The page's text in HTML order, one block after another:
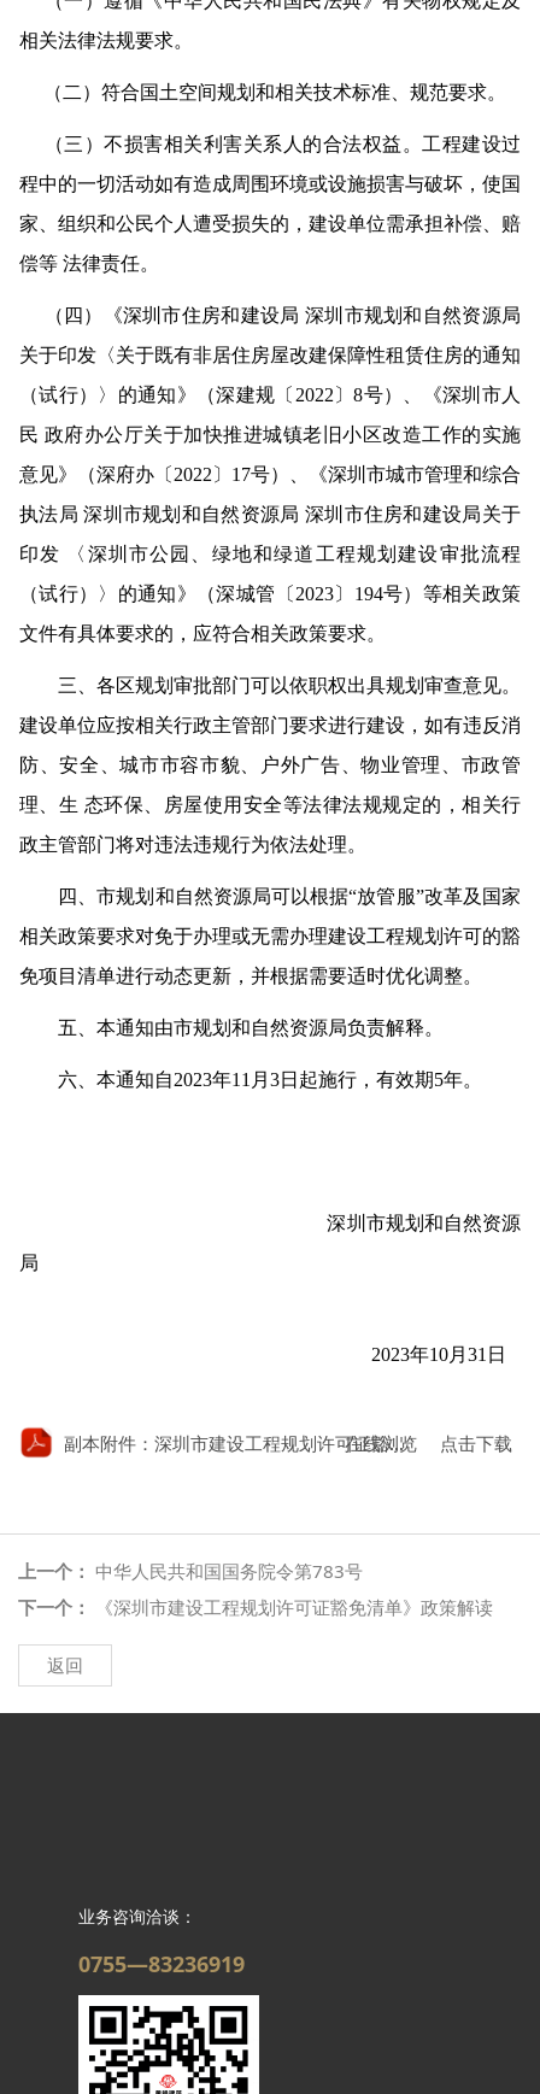
相关法律法规要求。
（二）符合国土空间规划和相关技术标准、规范要求。
（三）不损害相关利害关系人的合法权益。工程建设过
程中的一切活动如有造成周围环境或设施损害与破坏，使国
家、组织和公民个人遭受损失的，建设单位需承担补偿、赔
偿等 法律责任。
（四）《深圳市住房和建设局 深圳市规划和自然资源局
关于印发〈关于既有非居住房屋改建保障性租赁住房的通知
（试行）〉的通知》（深建规〔2022〕8号）、《深圳市人
民 政府办公厅关于加快推进城镇老旧小区改造工作的实施
意见》（深府办〔2022〕17号）、《深圳市城市管理和综合
执法局 深圳市规划和自然资源局 深圳市住房和建设局关于
印发 〈深圳市公园、绿地和绿道工程规划建设审批流程
（试行）〉的通知》（深城管〔2023〕194号）等相关政策
文件有具体要求的，应符合相关政策要求。
三、各区规划审批部门可以依职权出具规划审查意见。
建设单位应按相关行政主管部门要求进行建设，如有违反消
防、安全、城市市容市貌、户外广告、物业管理、市政管
理、生 态环保、房屋使用安全等法律法规规定的，相关行
政主管部门将对违法违规行为依法处理。
四、市规划和自然资源局可以根据“放管服”改革及国家
相关政策要求对免于办理或无需办理建设工程规划许可的豁
免项目清单进行动态更新，并根据需要适时优化调整。
五、本通知由市规划和自然资源局负责解释。
六、本通知自2023年11月3日起施行，有效期5年。
深圳市规划和自然资源
局
2023年10月31日
副本附件：深圳市建设工程规划许可证豁免清单.pdf
在线浏览 点击下载
上一个： 中华人民共和国国务院令第783号
下一个：
《深圳市建设工程规划许可证豁免清单》政策解读
返回
业务咨询洽谈：
0755—83236919